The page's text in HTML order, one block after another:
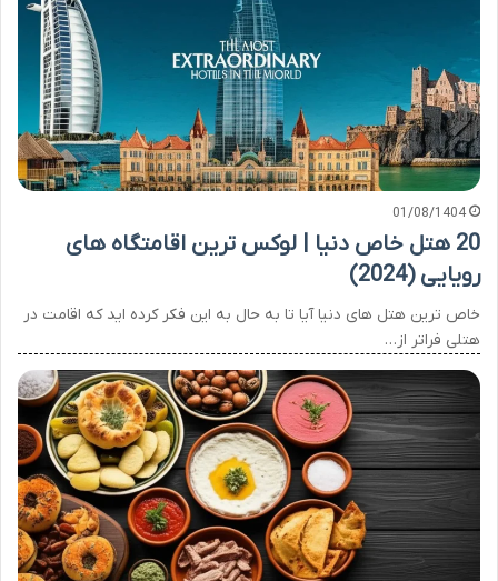
01/08/1404
20 هتل خاص دنیا | لوکس ترین اقامتگاه های
رویایی (2024)
خاص ترین هتل های دنیا آیا تا به حال به این فکر کرده اید که اقامت در
هتلی فراتر از…